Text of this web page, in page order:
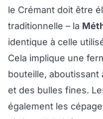
le Crémant doit être
traditionnelle – la
identique à celle
Cela implique une
bouteille, aboutissant
et des bulles fines.
également les